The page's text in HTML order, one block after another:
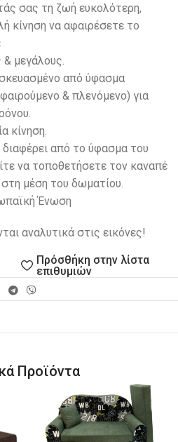
σας τη ζωή ευκολότερη,
κίνηση να αφαιρέσετε το
μεγάλους.
από ύφασμα
& πλενόμενο) για
κίνηση.
από το ύφασμα του
να τοποθετήσετε τον καναπέ
μέση του δωματίου.
Ένωση
αναλυτικά στις εικόνες!
Πρόσθήκη στην λίστα
επιθυμιών
Προϊόντα